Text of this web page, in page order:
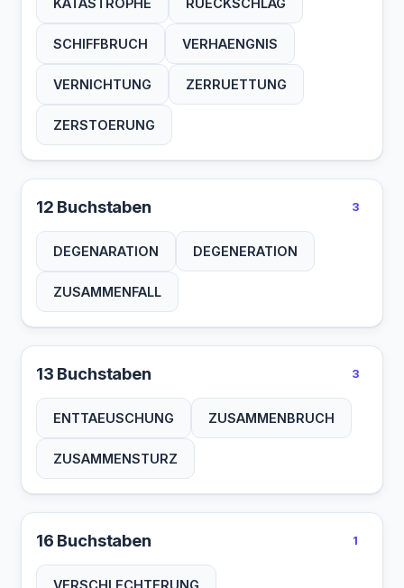
KATASTROPHE RUECKSCHLAG
SCHIFFBRUCH VERHAENGNIS
VERNICHTUNG ZERRUETTUNG
ZERSTOERUNG
12 Buchstaben 3
DEGENARATION DEGENERATION
ZUSAMMENFALL
13 Buchstaben 3
ENTTAEUSCHUNG ZUSAMMENBRUCH
ZUSAMMENSTURZ
16 Buchstaben 1
VERSCHLECHTERUNG